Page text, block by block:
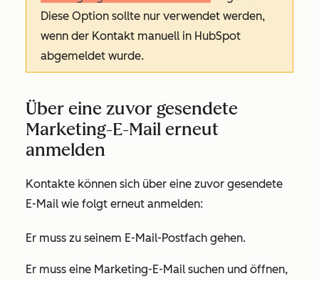
Diese Option sollte nur verwendet werden,
wenn der Kontakt manuell in HubSpot
abgemeldet wurde.
Über eine zuvor gesendete
Marketing-E-Mail erneut
anmelden
Kontakte können sich über eine zuvor gesendete
E-Mail wie folgt erneut anmelden:
Er muss zu seinem E-Mail-Postfach gehen.
Er muss eine Marketing-E-Mail suchen und öffnen,